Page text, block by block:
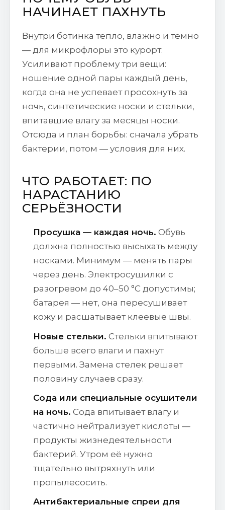
НАЧИНАЕТ ПАХНУТЬ
Внутри ботинка тепло, влажно и темно
— для микрофлоры это курорт.
Усиливают проблему три вещи:
ношение одной пары каждый день,
когда она не успевает просохнуть за
ночь, синтетические носки и стельки,
впитавшие влагу за месяцы носки.
Отсюда и план борьбы: сначала убрать
бактерии, потом — условия для них.
ЧТО РАБОТАЕТ: ПО
НАРАСТАНИЮ
СЕРЬЁЗНОСТИ
Просушка — каждая ночь. Обувь
должна полностью высыхать между
носками. Минимум — менять пары
через день. Электросушилки с
разогревом до 40–50 °C допустимы;
батарея — нет, она пересушивает
кожу и расшатывает клеевые швы.
Новые стельки. Стельки впитывают
больше всего влаги и пахнут
первыми. Замена стелек решает
половину случаев сразу.
Сода или специальные осушители
на ночь. Сода впитывает влагу и
частично нейтрализует кислоты —
продукты жизнедеятельности
бактерий. Утром её нужно
тщательно вытряхнуть или
пропылесосить.
Антибактериальные спреи для